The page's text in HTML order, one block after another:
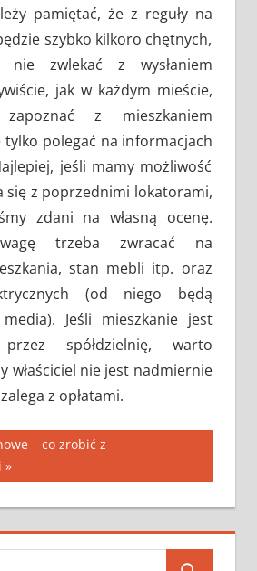
pamiętać, że z reguły na
szybko kilkoro chętnych,
nie zwlekać z wysłaniem
jak w każdym mieście,
z mieszkaniem
tylko polegać na informacjach
jeśli mamy możliwość
się z poprzednimi lokatorami,
zdani na własną ocenę.
trzeba zwracać na
stan mebli itp. oraz
(od niego będą
Jeśli mieszkanie jest
przez spółdzielnię, warto
właściciel nie jest nadmiernie
z opłatami.
– co zrobić z